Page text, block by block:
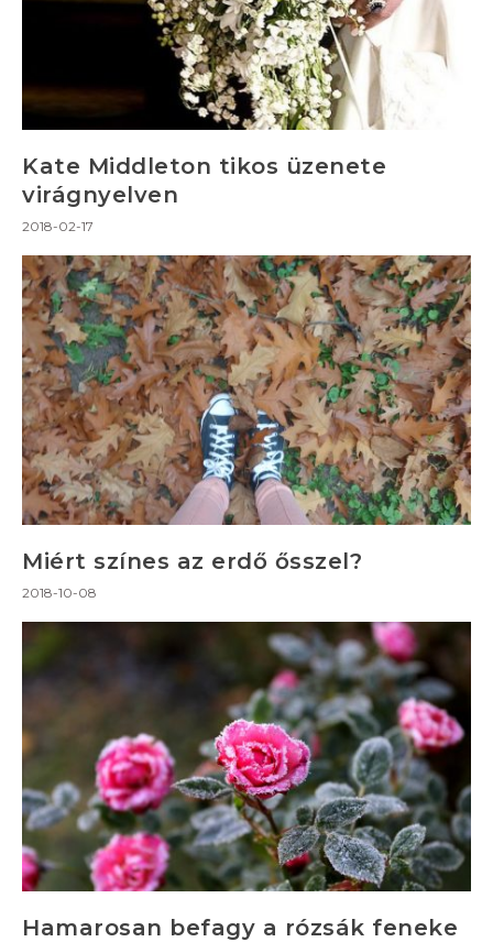
Kate Middleton tikos üzenete
virágnyelven
2018-02-17
Miért színes az erdő ősszel?
2018-10-08
Hamarosan befagy a rózsák feneke